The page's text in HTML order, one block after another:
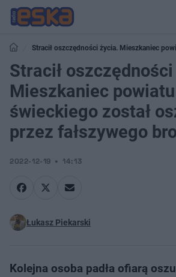
Stracił oszczędności życia. Mieszkaniec
oszukany przez fałszywego brokera
Stracił
Mieszkaniec powiatu
świeckiego został
przez fałszywego
2022-12-19 14:13
Łukasz Piekarski
Kolejna osoba padła ofiarą